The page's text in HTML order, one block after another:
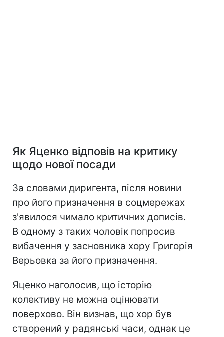
Як Яценко відповів на критику
щодо нової посади
За словами диригента, після новини
про його призначення в соцмережах
з'явилося чимало критичних дописів.
В одному з таких чоловік попросив
вибачення у засновника хору Григорія
Верьовка за його призначення.
Яценко наголосив, що історію
колективу не можна оцінювати
поверхово. Він визнав, що хор був
створений у радянські часи, однак це